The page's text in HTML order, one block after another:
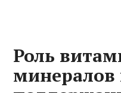
Роль
минералов